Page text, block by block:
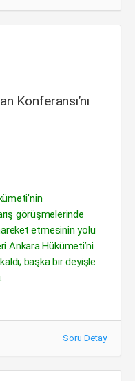
Konferansı’nı
görüşmelerinde
etmesinin yolu
Ankara Hükümeti’ni
başka bir deyişle
Soru Detay